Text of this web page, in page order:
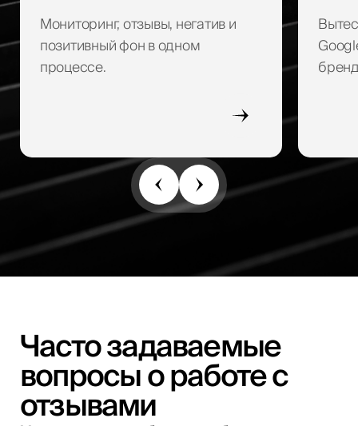
Мониторинг, отзывы, негатив и
позитивный фон в одном
процессе.
Часто задаваемые
вопросы о работе с
отзывами